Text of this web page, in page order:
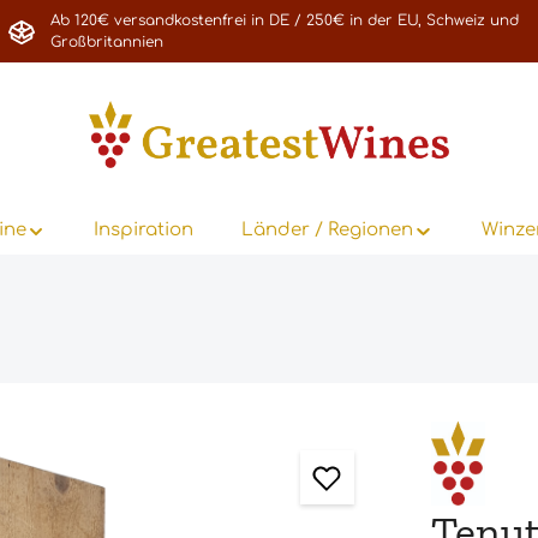
Ab 120€ versandkostenfrei in DE / 250€ in der EU, Schweiz und
Großbritannien
Inspiration Länder / Regionen